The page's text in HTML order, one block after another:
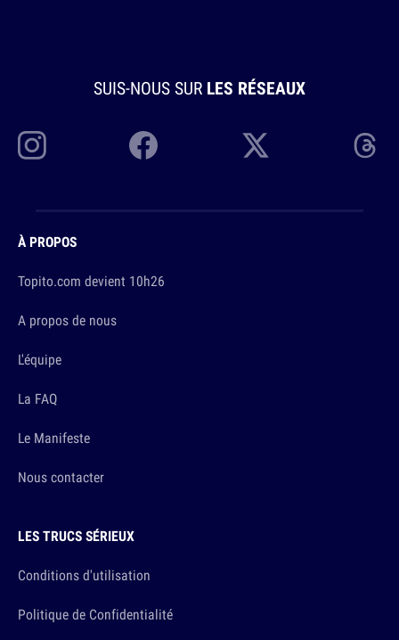
SUIS-NOUS SUR LES RÉSEAUX
À PROPOS
Topito.com devient 10h26
A propos de nous
L'équipe
La FAQ
Le Manifeste
Nous contacter
LES TRUCS SÉRIEUX
Conditions d'utilisation
Politique de Confidentialité